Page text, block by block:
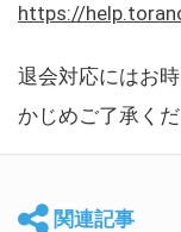
https://
退会対応にはお
かじめご了承くだ
関連記事